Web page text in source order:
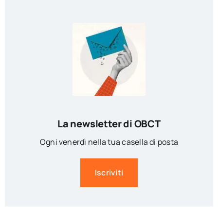
La newsletter di OBCT
Ogni venerdì nella tua casella di posta
Iscriviti